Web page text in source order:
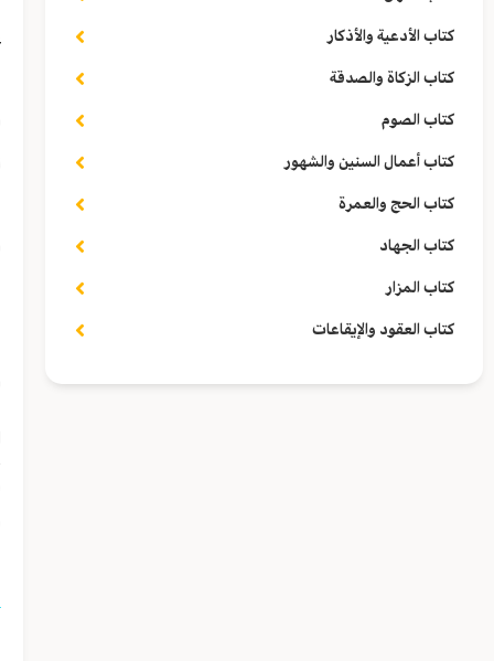
كتاب الأدعية والأذكار
كتاب الزكاة والصدقة
كتاب الصوم
كتاب أعمال السنين والشهور
كتاب الحج والعمرة
كتاب الجهاد
كتاب المزار
كتاب العقود والإيقاعات